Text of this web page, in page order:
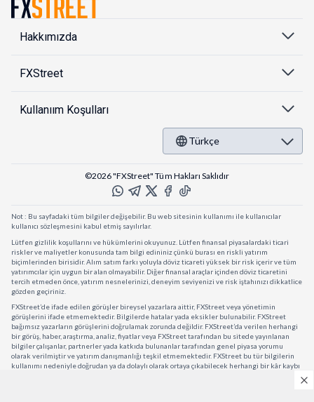
Hakkımızda
FXStreet
Kullanıım Koşulları
Türkçe
©2026 "FXStreet" Tüm Hakları Saklıdır
Not : Bu sayfadaki tüm bilgiler değişebilir. Bu web sitesinin kullanımı ile kullanıcılar
kullanıcı sözleşmesini kabul etmiş sayılırlar.
Lütfen gizlilik koşullarını ve hükümlerini okuyunuz. Lütfen finansal piyasalardaki ticari
riskler ve maliyetler konusunda tam bilgi edininiz çünkü burası en riskli yatırım
biçimlerinden birisidir. Alım satım farkı yoluyla döviz ticareti yüksek bir risk içerir ve tüm
yatırımcılar için uygun bir alan olmayabilir. Diğer finansal araçlar içinden döviz ticaretini
tercih etmeden önce, yatırım nesnelerinizi, deneyim seviyenizi ve risk iştahınızı dikkatlice
gözden geçiriniz.
FXStreet’de ifade edilen görüşler bireysel yazarlara aittir, FXStreet veya yönetimin
görüşlerini ifade etmemektedir. Bilgilerde hatalar yada eksikler bulunabilir. FXStreet
bağımsız yazarların görüşlerini doğrulamak zorunda değildir. FXStreet’da verilen herhangi
bir görüş, haber, araştırma, analiz, fiyatlar veya FXStreet tarafından bu sitede yayınlanan
bilgiler çalışanlar, partnerler yada katkıda bulunanlar tarafından genel piyasa yorumu
olarak verilmiştir ve yatırım danışmanlığı teşkil etmemektedir. FXStreet bu tür bilgilerin
kullanımı nedeniyle doğrudan ya da dolaylı olarak ortaya çıkabilecek herhangi bir kâr kaybı